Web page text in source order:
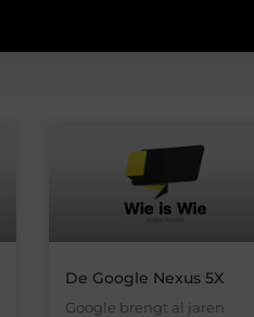
De Google Nexus 5X
Google brengt al jaren